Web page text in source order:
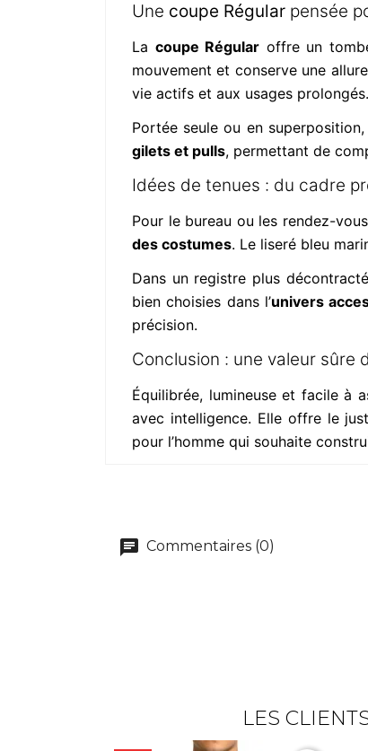
Une coupe Régular pensée
La coupe Régular offre un
mouvement et conserve une
vie actifs et aux usages prolongés.
Portée seule ou en
gilets et pulls, permettant de
Idées de tenues : du cadre
Pour le bureau ou les rendez-
des costumes. Le liseré bleu
Dans un registre plus
bien choisies dans l’univers
précision.
Conclusion : une valeur sûre
Équilibrée, lumineuse et facile à
avec intelligence. Elle offre le
pour l’homme qui souhaite
Commentaires (0)
LES